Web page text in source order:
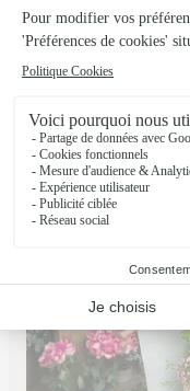
Dupont-Fleurs
Nancy
★★★★★4.4 (104)
86, rue Raymond Poincaré